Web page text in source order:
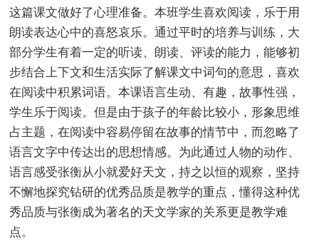
这篇课文做好了心理准备。本班学生喜欢阅读，乐于用
朗读表达心中的喜怒哀乐。通过平时的培养与训练，大
部分学生有着一定的听读、朗读、评读的能力，能够初
步结合上下文和生活实际了解课文中词句的意思，喜欢
在阅读中积累词语。本课语言生动、有趣，故事性强，
学生乐于阅读。但是由于孩子的年龄比较小，形象思维
占主题，在阅读中容易停留在故事的情节中，而忽略了
语言文字中传达出的思想情感。为此通过人物的动作、
语言感受张衡从小就爱好天文，持之以恒的观察，坚持
不懈地探究钻研的优秀品质是教学的重点，懂得这种优
秀品质与张衡成为著名的天文学家的关系更是教学难
点。